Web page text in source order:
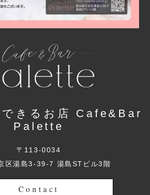
できるお店 Cafe&Bar
Palette
〒113-0034
区湯島3-39-7 湯島STビル3階
Contact